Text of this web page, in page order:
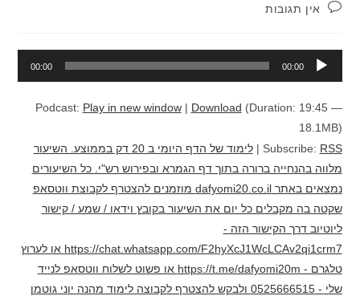
תגובות:אין תגובות
00:00
00:00
Podcast: Play in new window| Download (Duration: 19:45 —
18.1MB)
Subscribe: RSS
|
לימוד של הדף היומי ב 20 דק בממוצע. השיעור
מלווה בהנחייה ברורה בתוך דף הגמרא ובפירוש רש"י. כל השיעורים
נמצאים באתר dafyomi20.co.il מוזמנים להצטרף לקבוצת ווטסאפ
שקטה בה מקבלים כל יום את השיעור בקובץ וידאו / שמע / קישור
ליוטיוב דרך הקישור הזה -
https://chat.whatsapp.com/F2hyXcJ1WcLCAv2qi1crm7 או לערוץ
טלגרם - https://t.me/dafyomi20m או פשוט לשלוח ווטסאפ לנייד
שלי - 0525666515 ולבקש להצטרף לקבוצה לימוד מהנה יוני גוטמן